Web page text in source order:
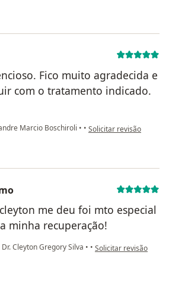
Fico muito agradecida e
com o tratamento indicado.
Marcio Boschiroli • • na opinião do utilizador
Solicitar revisão
me deu foi mto especial
minha recuperação!
Dr. Cleyton Gregory Silva • • na opinião do
Solicitar revisão